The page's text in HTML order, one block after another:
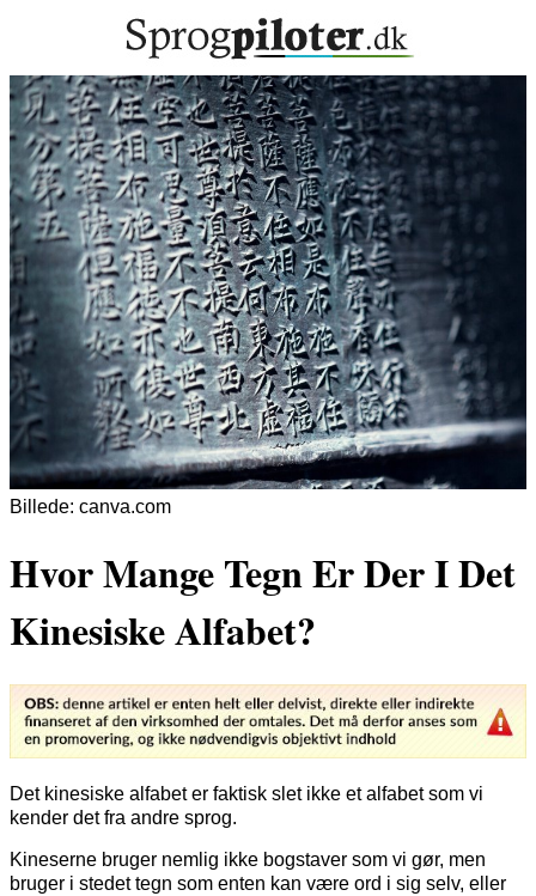
Billede: canva.com
Hvor Mange Tegn Er Der I Det
Kinesiske Alfabet?
Det kinesiske alfabet er faktisk slet ikke et alfabet som vi
kender det fra andre sprog.
Kineserne bruger nemlig ikke bogstaver som vi gør, men
bruger i stedet tegn som enten kan være ord i sig selv, eller